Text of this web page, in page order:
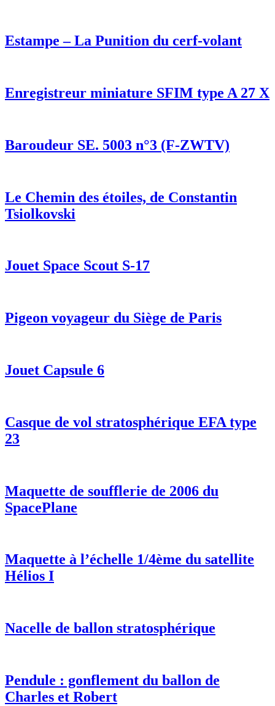
Estampe – La Punition du cerf-volant
Enregistreur miniature SFIM type A 27 X
Baroudeur SE. 5003 n°3 (F-ZWTV)
Le Chemin des étoiles, de Constantin
Tsiolkovski
Jouet Space Scout S-17
Pigeon voyageur du Siège de Paris
Jouet Capsule 6
Casque de vol stratosphérique EFA type
23
Maquette de soufflerie de 2006 du
SpacePlane
Maquette à l’échelle 1/4ème du satellite
Hélios I
Nacelle de ballon stratosphérique
Pendule : gonflement du ballon de
Charles et Robert